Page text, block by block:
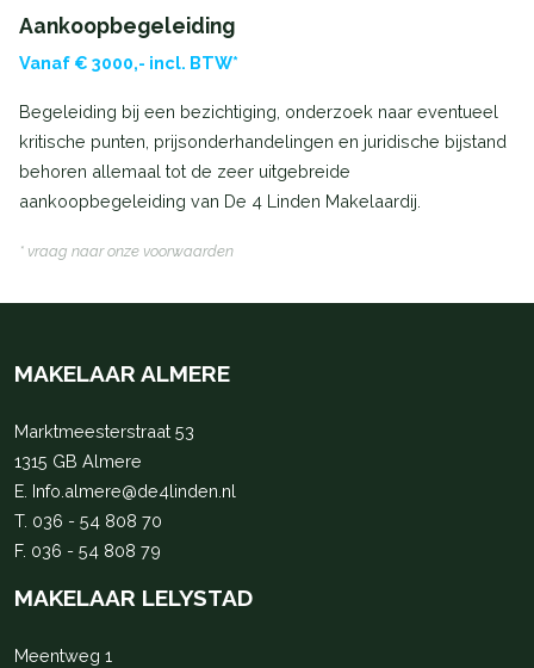
Aankoopbegeleiding
Vanaf € 3000,- incl. BTW*
Begeleiding bij een bezichtiging, onderzoek naar eventueel
kritische punten, prijsonderhandelingen en juridische bijstand
behoren allemaal tot de zeer uitgebreide
aankoopbegeleiding van De 4 Linden Makelaardij.
* vraag naar onze voorwaarden
MAKELAAR ALMERE
Marktmeesterstraat 53
1315 GB Almere
E. Info.almere@de4linden.nl
T. 036 - 54 808 70
F. 036 - 54 808 79
MAKELAAR LELYSTAD
Meentweg 1